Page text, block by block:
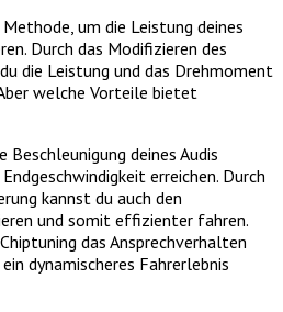
um die Leistung deines
Durch das Modifizieren des
die Leistung und das Drehmoment
welche Vorteile bietet
deines Audis
erreichen. Durch
kannst du auch den
und somit effizienter fahren.
das Ansprechverhalten
dynamischeres Fahrerlebnis